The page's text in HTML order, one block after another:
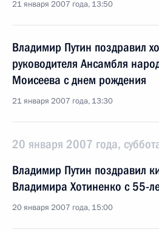
21 января 2007 года, 13:50
Владимир Путин поздравил
руководителя Ансамбля
Моисеева с днем рождения
21 января 2007 года, 13:30
20 января 2007 года,
Владимир Путин поздравил
Владимира Хотиненко с 55-
20 января 2007 года, 15:00